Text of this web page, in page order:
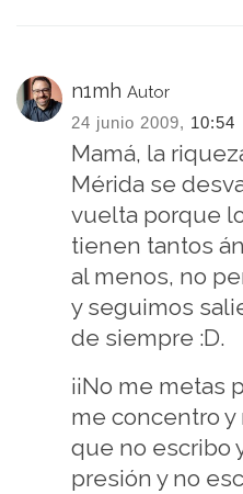
n1mh Autor
24 junio 2009, 10:54
Mamá, la
Mérida se
vuelta porque
tienen tantos
al menos, no
y seguimos
de siempre :D.
¡¡No me metas
me concentro y
que no escribo
presión y no